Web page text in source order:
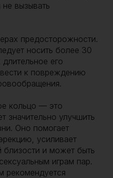
вызывать
предосторожности.
носить более 30
его
к повреждению
кольцо — это
значительно улучшить
Оно помогает
усиливает
близости и может быть
играм пар.
рекомендуется